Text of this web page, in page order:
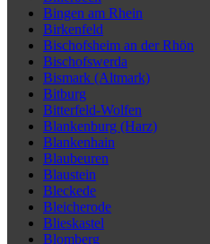
Bingen am Rhein
Birkenfeld
Bischofsheim an der Rhön
Bischofswerda
Bismark (Altmark)
Bitburg
Bitterfeld-Wolfen
Blankenburg (Harz)
Blankenhain
Blaubeuren
Blaustein
Bleckede
Bleicherode
Blieskastel
Blomberg